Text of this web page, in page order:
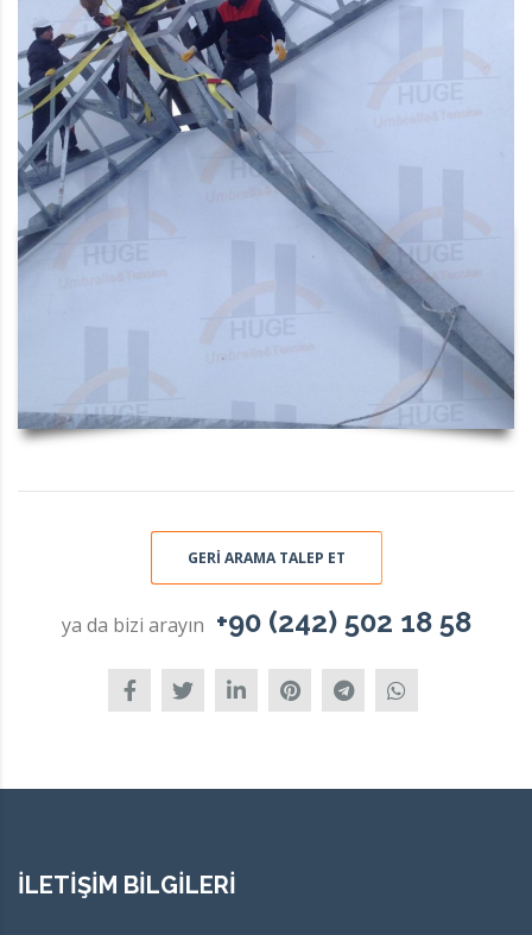
GERI ARAMA TALEP ET
ya da bizi arayın +90 (242) 502 18 58
İLETİŞİM BİLGİLERİ